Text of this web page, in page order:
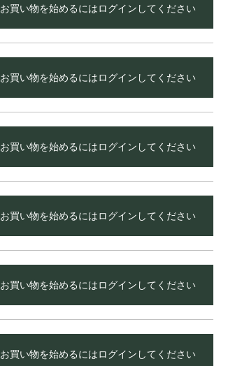
お買い物を始めるにはログインしてください
お買い物を始めるにはログインしてください
お買い物を始めるにはログインしてください
お買い物を始めるにはログインしてください
お買い物を始めるにはログインしてください
お買い物を始めるにはログインしてください